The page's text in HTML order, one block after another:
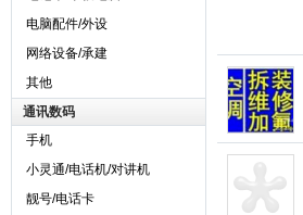
电脑配件/外设
网络设备/承建
其他
通讯数码
手机
小灵通/电话机/对讲机
靓号/电话卡